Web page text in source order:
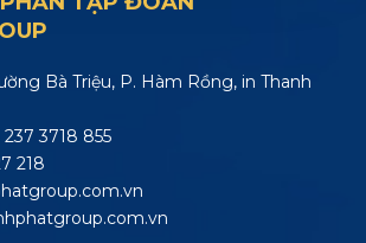
Bà Triệu, P. Hàm Rồng, in Thanh
237 3718 855
218